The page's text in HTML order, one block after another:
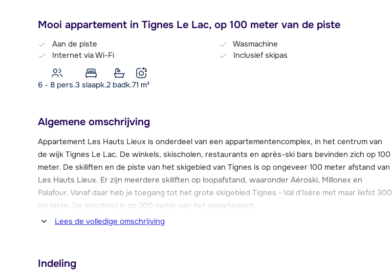
Mooi appartement in Tignes Le Lac, op 100 meter van de piste
Aan de piste
Internet via Wi-Fi
Wasmachine
Inclusief skipas
6 - 8 pers.3 slaapk.2 badk.71 m²
Algemene omschrijving
Appartement Les Hauts Lieux is onderdeel van een appartementencomplex, in het centrum van
de wijk Tignes Le Lac. De winkels, skischolen, restaurants en après-ski bars bevinden zich op 100
meter. De skiliften en de piste van het skigebied van Tignes is op ongeveer 100 meter afstand van
Les Hauts Lieux. Er zijn meerdere skiliften op loopafstand, waaronder Aéroski, Millonex en
Palafour. Vanaf daar heb je toegang tot het grote skigebied Tignes - Val d'Isère met maar liefst 300
km piste. De skischool is op 200 meter van het appartement.
begane grond met skikluisjes voor het opbergen van je skimateriaal.
Lees de volledige omschrijving
Indeling